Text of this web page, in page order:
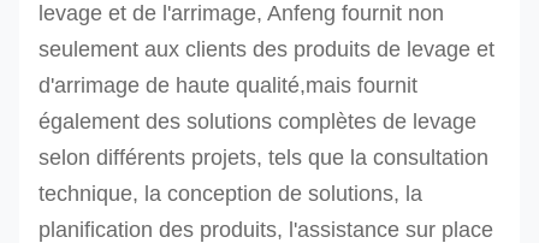
Ressources
mise en
œuvre
50
300
orange
orange
140
levage et de l'arrimage, Anfeng fournit non
seulement aux clients des produits de levage et
d'arrimage de haute qualité,mais fournit
également des solutions complètes de levage
selon différents projets, tels que la consultation
technique, la conception de solutions, la
planification des produits, l'assistance sur place